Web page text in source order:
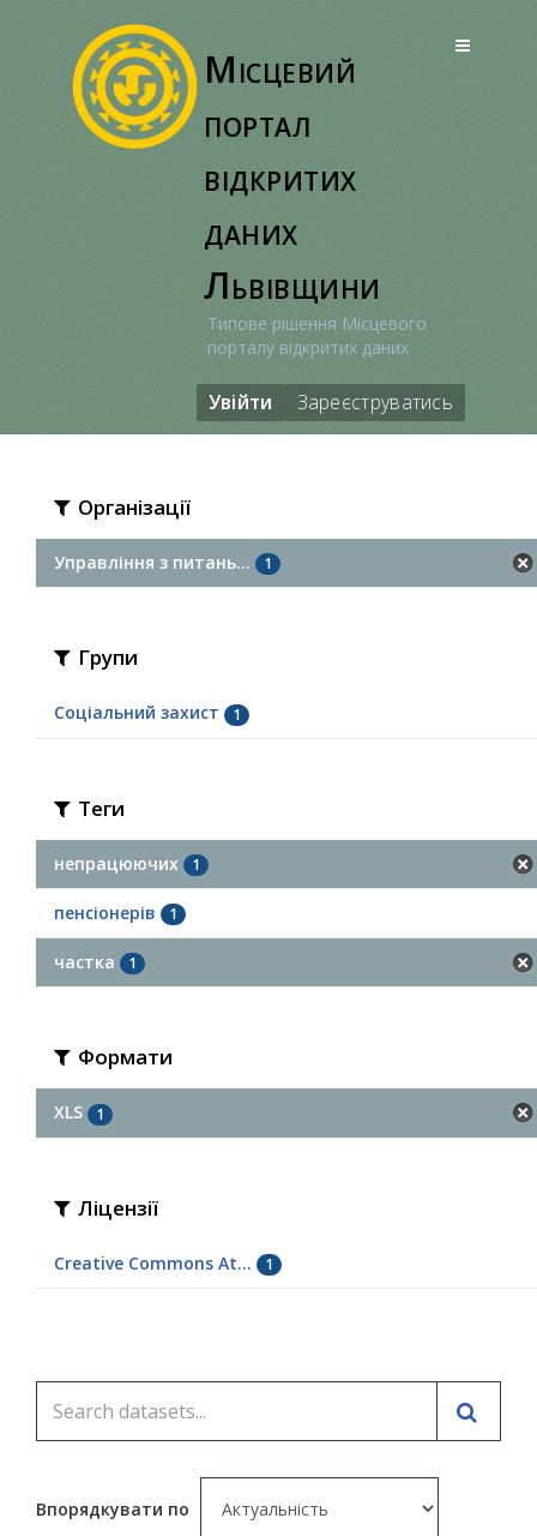
Місцевий
портал
відкритих
даних
Львівщини
Типове рішення Місцевого
порталу відкритих даних
Увійти Зареєструватись
Організації
Управління з питань... 1
Групи
Соціальний захист 1
Теги
непрацюючих 1
пенсіонерів 1
частка 1
Формати
XLS 1
Ліцензії
Creative Commons At... 1
Впорядкувати по